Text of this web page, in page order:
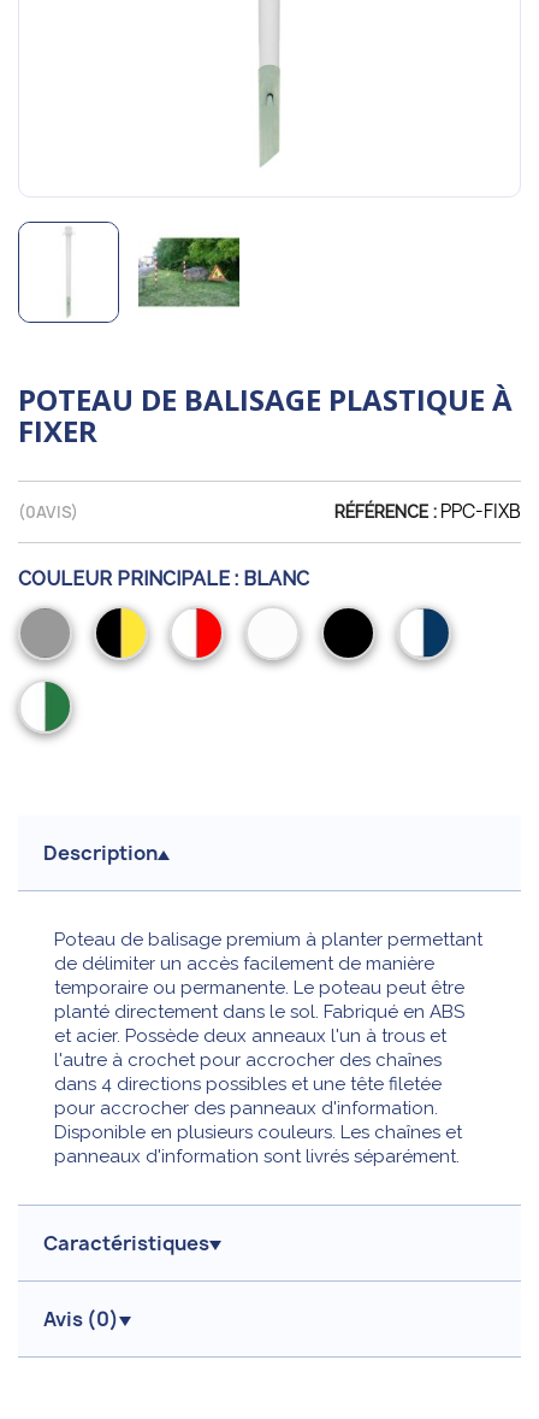
POTEAU DE BALISAGE PLASTIQUE À
FIXER
(0AVIS) RÉFÉRENCE : PPC-FIXB
COULEUR PRINCIPALE : BLANC
Gris
Noir/JauneRouge/BlancBlanc Noir Blanc/Bleu
Blanc/Vert
Description
Poteau de balisage premium à planter permettant
de délimiter un accès facilement de manière
temporaire ou permanente. Le poteau peut être
planté directement dans le sol. Fabriqué en ABS
et acier. Possède deux anneaux l'un à trous et
l'autre à crochet pour accrocher des chaînes
dans 4 directions possibles et une tête filetée
pour accrocher des panneaux d'information.
Disponible en plusieurs couleurs. Les chaînes et
panneaux d'information sont livrés séparément.
Caractéristiques
Avis (0)